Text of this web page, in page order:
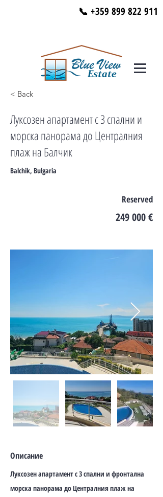
📞 +359 899 822 911
< Back
Луксозен апартамент с 3 спални и
морска панорама до Централния
плаж на Балчик
Balchik, Bulgaria
Reserved
249 000 €
Описание
Луксозен апартамент с 3 спални и фронтална
морска панорама до Централния плаж на